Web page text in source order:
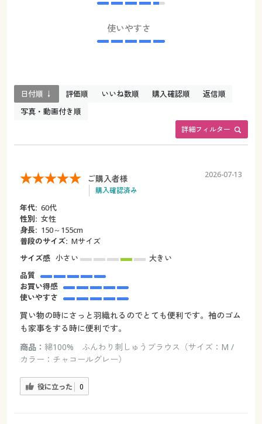
使いやすさ
詳細フィルター
日付順 ↓ 評価順 いいね数順 購入確認順
返信順
写真・動画付き順
ご購入者様
購入確認済み
2026-07-13
年代: 60代
性別: 女性
身長: 150～155cm
普段のサイズ: Mサイズ
サイズ感 小さい
大きい
品質
お買い得感
使いやすさ
買い物の時にさっと羽織れるのでとても便利です。袖のゴム
も家事をする時に便利です。
商品： 綿100% ふんわり刺しゅうブラウス（サイズ：M /
カラー：チャコールグレー）
役に立った 0